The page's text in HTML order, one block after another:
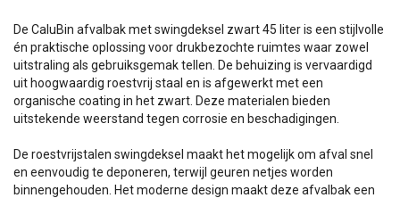
De CaluBin afvalbak met swingdeksel zwart 45 liter is een stijlvolle
én praktische oplossing voor drukbezochte ruimtes waar zowel
uitstraling als gebruiksgemak tellen. De behuizing is vervaardigd
uit hoogwaardig roestvrij staal en is afgewerkt met een
organische coating in het zwart. Deze materialen bieden
uitstekende weerstand tegen corrosie en beschadigingen.
De roestvrijstalen swingdeksel maakt het mogelijk om afval snel
en eenvoudig te deponeren, terwijl geuren netjes worden
binnengehouden. Het moderne design maakt deze afvalbak een